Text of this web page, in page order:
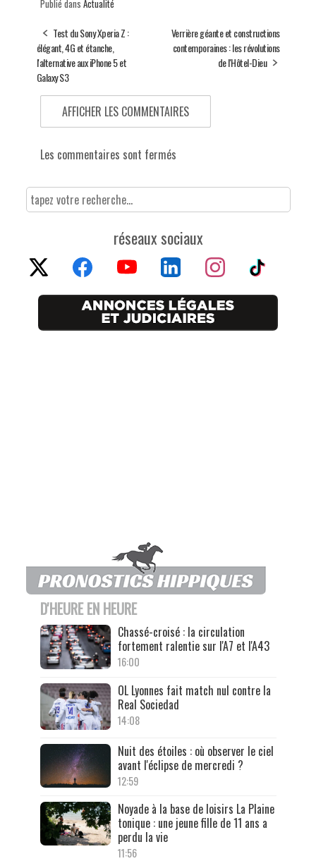
Publié dans Actualité
Test du Sony Xperia Z :
élégant, 4G et étanche,
l'alternative aux iPhone 5 et
Galaxy S3
Verrière géante et constructions
contemporaines : les révolutions
de l'Hôtel-Dieu
AFFICHER LES COMMENTAIRES
Les commentaires sont fermés
réseaux sociaux
D'HEURE EN HEURE
Chassé-croisé : la circulation
fortement ralentie sur l'A7 et l'A43
16:00
OL Lyonnes fait match nul contre la
Real Sociedad
14:08
Nuit des étoiles : où observer le ciel
avant l'éclipse de mercredi ?
12:59
Noyade à la base de loisirs La Plaine
tonique : une jeune fille de 11 ans a
perdu la vie
11:56